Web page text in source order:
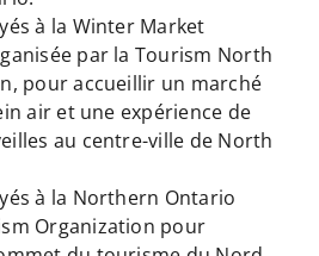
à la Winter Market
par la Tourism North
pour accueillir un marché
air et une expérience de
au centre-ville de North
à la Northern Ontario
Organization pour